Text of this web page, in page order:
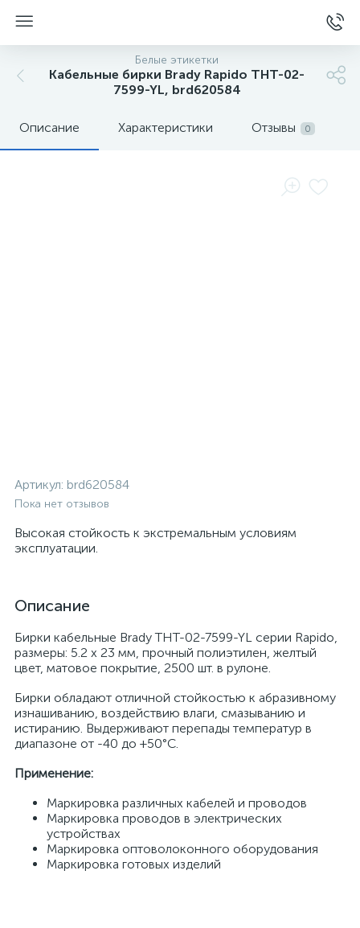
Белые этикетки
Кабельные бирки Brady Rapido THT-02-
7599-YL, brd620584
Описание Характеристики Отзывы 0
Артикул: brd620584
Пока нет отзывов
Высокая стойкость к экстремальным условиям
эксплуатации.
Описание
Бирки кабельные Brady THT-02-7599-YL серии Rapido,
размеры: 5.2 x 23 мм, прочный полиэтилен, желтый
цвет, матовое покрытие, 2500 шт. в рулоне.
Бирки обладают отличной стойкостью к абразивному
изнашиванию, воздействию влаги, смазыванию и
истиранию. Выдерживают перепады температур в
диапазоне от -40 до +50°С.
Применение:
Маркировка различных кабелей и проводов
Маркировка проводов в электрических
устройствах
Маркировка оптоволоконного оборудования
Маркировка готовых изделий